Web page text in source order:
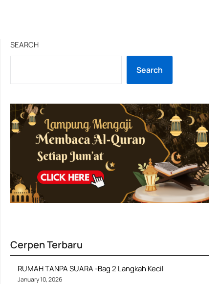
SEARCH
Search
Cerpen Terbaru
RUMAH TANPA SUARA -Bag 2 Langkah Kecil
January 10, 2026